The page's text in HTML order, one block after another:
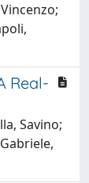
Real-
Savino;